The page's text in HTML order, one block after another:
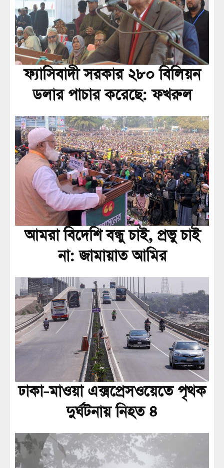
ফ্যাসিবাদী সরকার ২৮০ বিলিয়ন
ডলার পাচার করেছে: ফখরুল
আমরা বিদেশি বন্ধু চাই, প্রভু চাই
না: জামায়াত আমির
ঢাকা-মাওয়া এক্সপ্রেসওয়েতে পৃথক
দুর্ঘটনায় নিহত ৪